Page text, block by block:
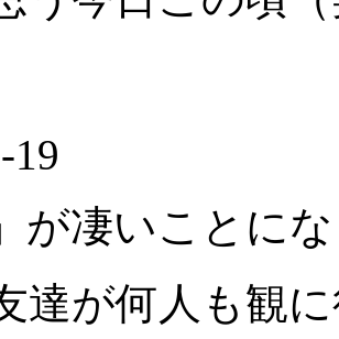
19
が凄いことに
達が何人も観